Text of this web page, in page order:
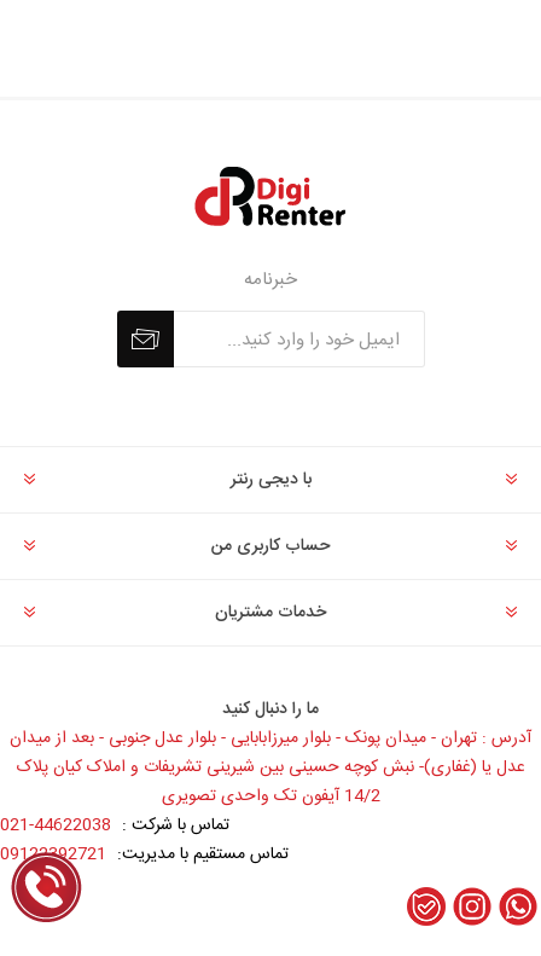
خبرنامه
با دیجی رنتر
حساب کاربری من
خدمات مشتریان
ما را دنبال کنید
آدرس : تهران - میدان پونک - بلوار میرزابابایی - بلوار عدل جنوبی - بعد از میدان
عدل یا (غفاری)- نبش کوچه حسینی بین شیرینی تشریفات و املاک کیان پلاک
14/2 آیفون تک واحدی تصویری
021-44622038 تماس با شرکت :
09122392721 تماس مستقیم با مدیریت: